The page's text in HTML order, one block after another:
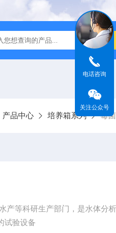
振荡器价格 GW-1102双层
产品中心 培养箱系列 霉
产等科研生产部门，是水体分
试验设备
电话咨询
关注公众号